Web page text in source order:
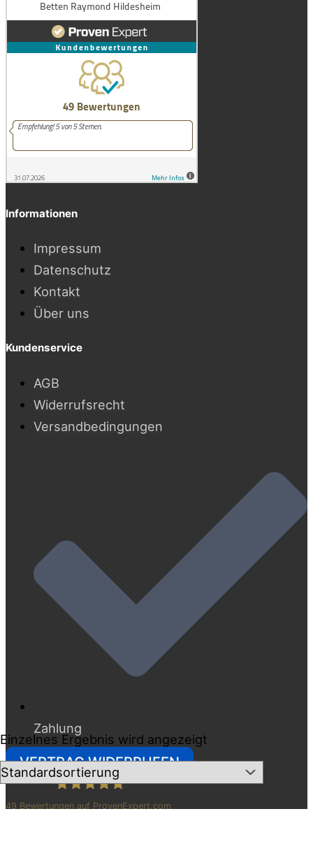
Einzelnes Ergebnis wird angezeigt
Informationen
Impressum
Datenschutz
Kontakt
Über uns
Kundenservice
AGB
Widerrufsrecht
Versandbedingungen
Zahlung
VERTRAG WIDERRUFEN
49 Bewertungen auf ProvenExpert.com